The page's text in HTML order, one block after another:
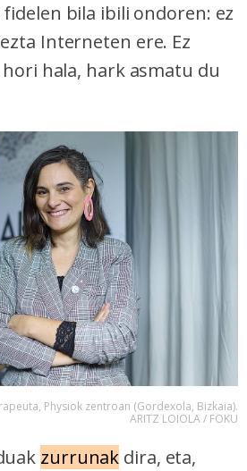
bila ibili ondoren: ez
Interneten ere. Ez
hala, hark asmatu du
Physiok zentroan (Gordexola, Bizkaia).
ARITZ LOIOLA / FOKU
zurrunak dira, eta,